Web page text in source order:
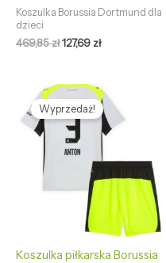
Koszulka Borussia Dortmund dla
dzieci
469,85zł127,69 zł
Wyprzedaż!
Koszulka piłkarska Borussia
Pierwotna
cena
wynosiła:
469,85 zł.
Aktualna
cena
wynosi:
127,69 zł.